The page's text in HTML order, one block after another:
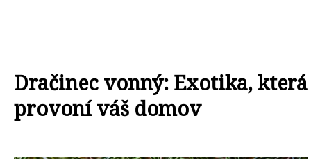
Dračinec vonný: Exotika, která
provoní váš domov